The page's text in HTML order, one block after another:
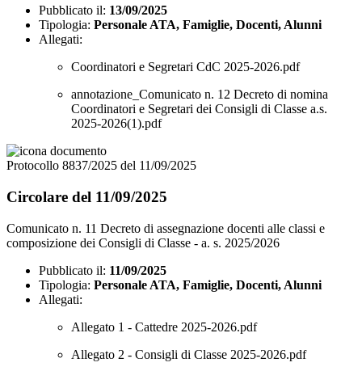
Pubblicato il: 13/09/2025
Tipologia: Personale ATA, Famiglie, Docenti, Alunni
Allegati:
Coordinatori e Segretari CdC 2025-2026.pdf
annotazione_Comunicato n. 12 Decreto di nomina
Coordinatori e Segretari dei Consigli di Classe a.s.
2025-2026(1).pdf
Protocollo 8837/2025 del 11/09/2025
Circolare del 11/09/2025
Comunicato n. 11 Decreto di assegnazione docenti alle classi e
composizione dei Consigli di Classe - a. s. 2025/2026
Pubblicato il: 11/09/2025
Tipologia: Personale ATA, Famiglie, Docenti, Alunni
Allegati:
Allegato 1 - Cattedre 2025-2026.pdf
Allegato 2 - Consigli di Classe 2025-2026.pdf